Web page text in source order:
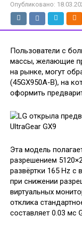
Опубликовано:
Пользователи с
массы, желающие
на рынке, могут
(45GX950A-B), на
оформить
Эта модель
разрешением
развёртки 165 Hz
при снижении
виртуальных
отклика
составляет 0.03 мс